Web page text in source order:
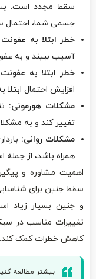
سقط مجدد است.
جسمی شما،
خطر ابتلا به
آسیب ببیند و به
خطر ابتلا به
افزایش احتمال
مشکلات هورمونی:
تغییر کند و به
مشکلات روانی:
همراه باشد، از
اهمیت مشاوره و
سقط جنین برای
و جنین بسیار زیاد
تغییرات مناسب در
کاهش خطرات کمک کند.
بیشتر مطالعه